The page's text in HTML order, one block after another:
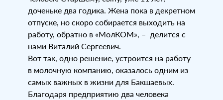
доченьке два годика. Жена пока в декретном
отпуске, но скоро собирается выходить на
работу, обратно в «МолКОМ», – делится с
нами Виталий Сергеевич.
Вот так, одно решение, устроится на работу
в молочную компанию, оказалось одним из
самых важных в жизни для Бакшаевых.
Благодаря предприятию два человека